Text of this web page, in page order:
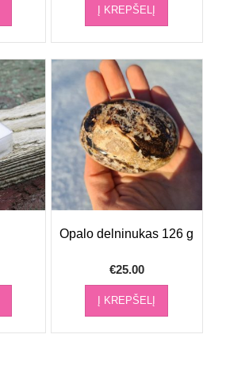
Į KREPŠELĮ
Opalo delninukas 126 g
€25.00
Į KREPŠELĮ